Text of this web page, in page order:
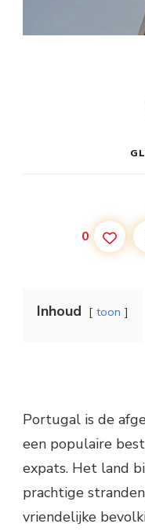
0
Inhoud toon
Portugal is de
een populaire
expats. Het land
prachtige
vriendelijke